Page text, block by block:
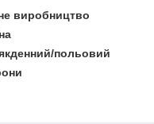
виробництво
польовий